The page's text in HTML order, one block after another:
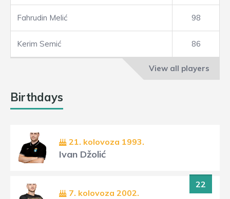
Fahrudin Melić 98
Kerim Semić 86
View all players
Birthdays
21. kolovoza 1993.
Ivan Džolić
22
7. kolovoza 2002.